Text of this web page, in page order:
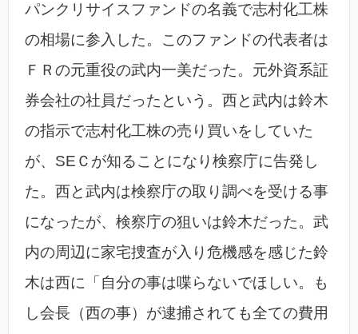
パンクリサイスファンドの名義で志村化工株
の相場に参入した。このファンドの代表者は
ＦＲの元重役の武内一美だった。元外資系証
券会社の社員だったという。西と武内は鈴木
の指示で志村化工株の売り買いをしていた
が、SEＣが知ることになり検察庁に告発し
た。西と武内は検察庁の取り調べを受ける事
になったが、検察庁の狙いは鈴木だった。武
内の周辺に家宅捜査が入り危機感を感じた鈴
木は西に「自分の事は喋らないでほしい。も
し会長（西の事）が逮捕されても全ての費用